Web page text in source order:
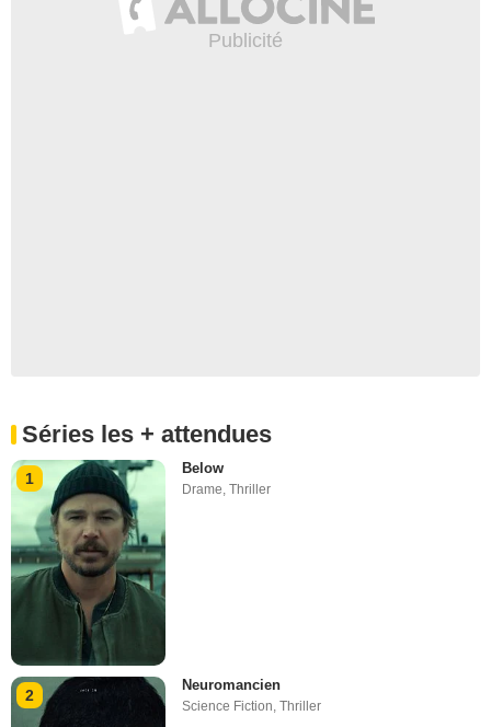
Séries les + attendues
1
Below
Drame ,Thriller
2
Neuromancien
Science Fiction,Thriller